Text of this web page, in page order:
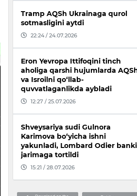
Tramp AQSh Ukrainaga qurol
sotmasligini aytdi
22:24 / 24.07.2026
Eron Yevropa Ittifoqini tinch
aholiga qarshi hujumlarda
va Isroilni qo‘llab-
quvvatlaganlikda aybladi
12:27 / 25.07.2026
Shveysariya sudi Gulnora
Karimova bo‘yicha ishni
yakunladi, Lombard Odier banki
jarimaga tortildi
15:21 / 28.07.2026